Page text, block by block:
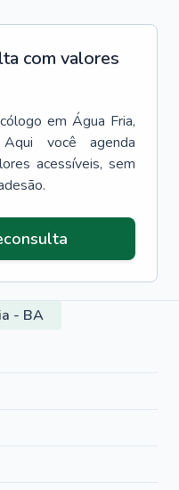
com valores
em Água Fria,
você agenda
acessíveis, sem
- BA